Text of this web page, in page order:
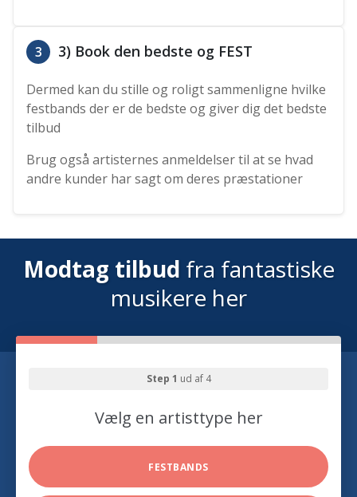
3 3) Book den bedste og FEST
Dermed kan du stille og roligt sammenligne hvilke
festbands der er de bedste og giver dig det bedste
tilbud
Brug også artisternes anmeldelser til at se hvad
andre kunder har sagt om deres præstationer
Modtag tilbud fra fantastiske
musikere her
Step 1 ud af 4
Vælg en artisttype her
FESTBANDS